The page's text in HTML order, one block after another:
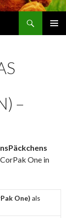
–
One in
One) als